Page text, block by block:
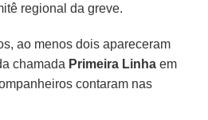
regional da greve.
ao menos dois apareceram
chamada Primeira Linha em
contaram nas